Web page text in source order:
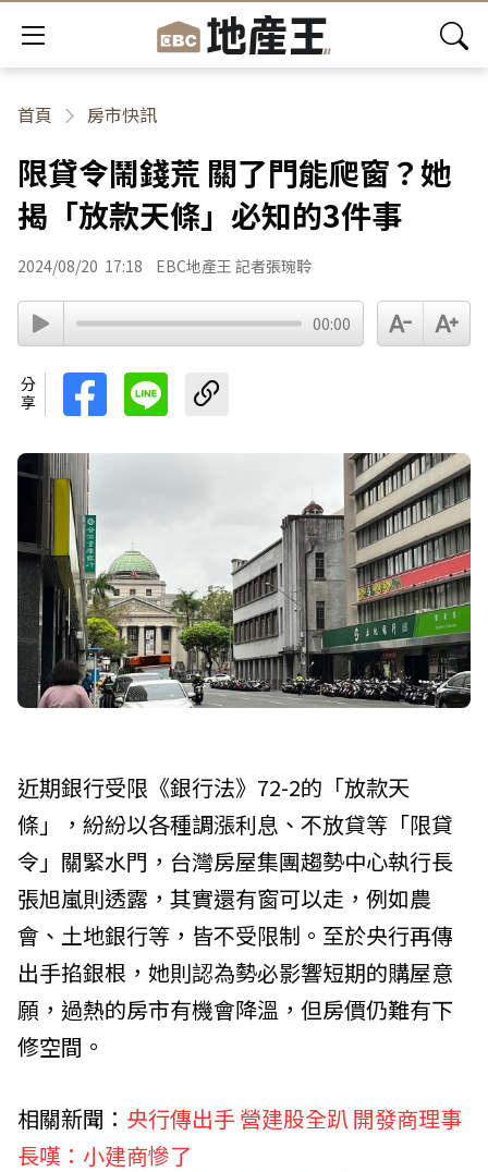
首頁 房市快訊
限貸令鬧錢荒 關了門能爬窗？她
揭「放款天條」必知的3件事
2024/08/20 17:18 EBC地產王 記者張琬聆
00:00
分享
近期銀行受限《銀行法》72-2的「放款天
條」，紛紛以各種調漲利息、不放貸等「限貸
令」關緊水門，台灣房屋集團趨勢中心執行長
張旭嵐則透露，其實還有窗可以走，例如農
會、土地銀行等，皆不受限制。至於央行再傳
出手掐銀根，她則認為勢必影響短期的購屋意
願，過熱的房市有機會降溫，但房價仍難有下
修空間。
相關新聞： 央行傳出手 營建股全趴 開發商理事
長嘆：小建商慘了